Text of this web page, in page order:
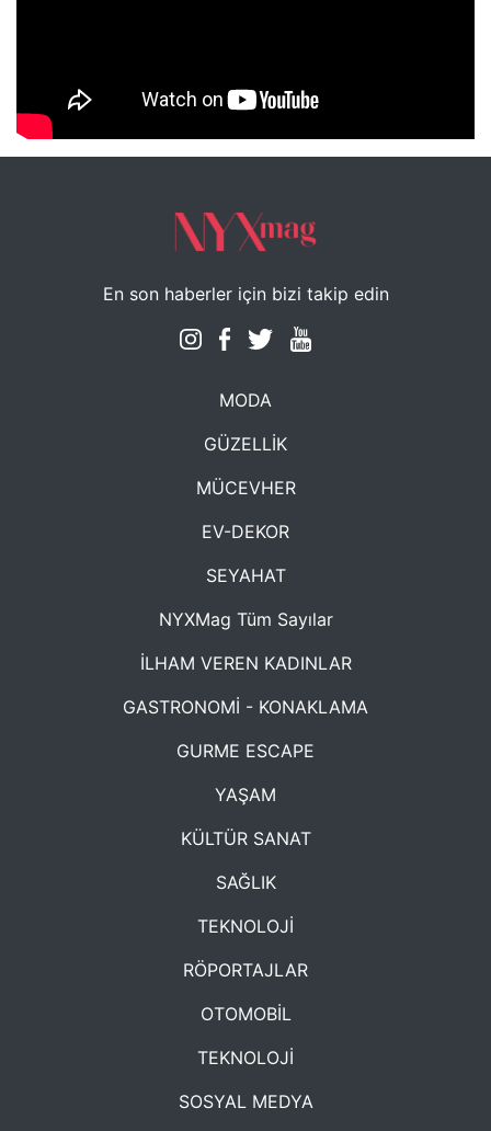
NYXmag 2. Yaş Kutlama Etkinliği
En son haberler için bizi takip edin
MODA
GÜZELLİK
MÜCEVHER
EV-DEKOR
SEYAHAT
NYXMag Tüm Sayılar
İLHAM VEREN KADINLAR
GASTRONOMİ - KONAKLAMA
GURME ESCAPE
YAŞAM
KÜLTÜR SANAT
SAĞLIK
TEKNOLOJİ
RÖPORTAJLAR
OTOMOBİL
TEKNOLOJİ
SOSYAL MEDYA